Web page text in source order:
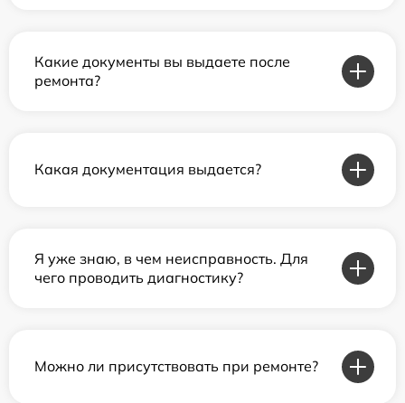
Какие документы вы выдаете после
ремонта?
Какая документация выдается?
Я уже знаю, в чем неисправность. Для
чего проводить диагностику?
Можно ли присутствовать при ремонте?